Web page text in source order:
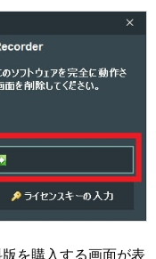
を購入する画面が表